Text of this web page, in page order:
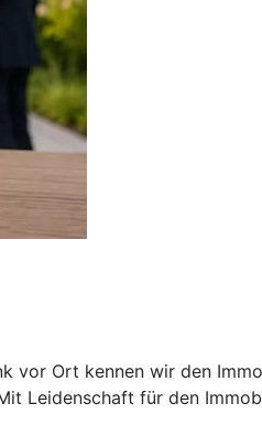
vor Ort kennen wir den
Leidenschaft für den